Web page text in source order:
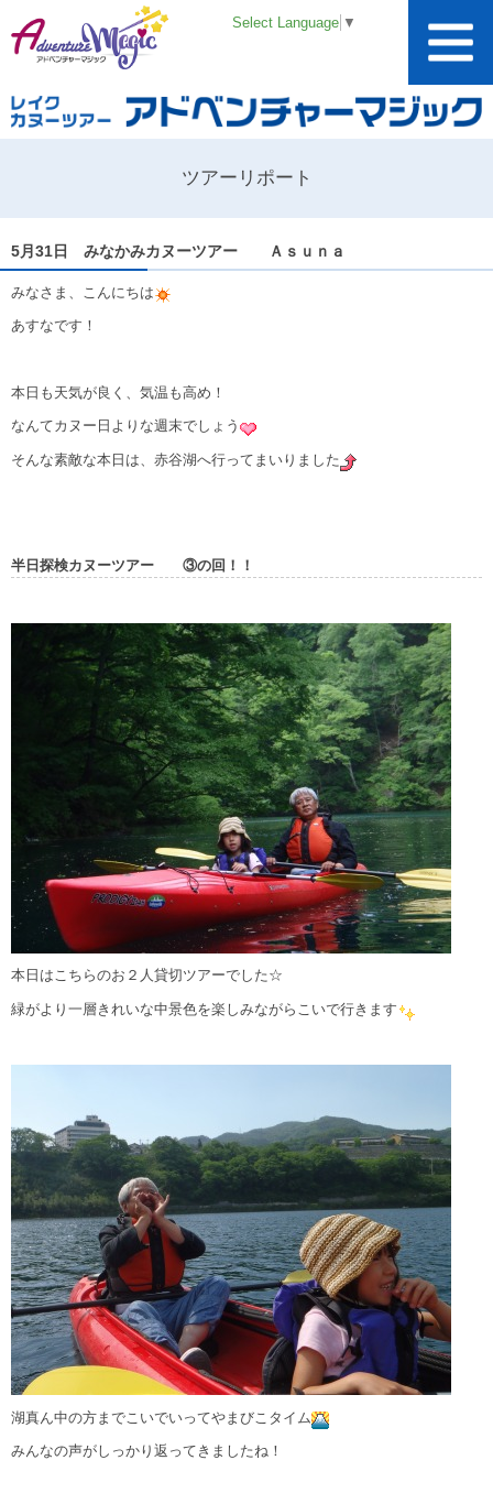
Select Language ▼
ツアーリポート
5月31日 みなかみカヌーツアー Ａｓｕｎａ
みなさま、こんにちは
あすなです！
本日も天気が良く、気温も高め！
なんてカヌー日よりな週末でしょう
そんな素敵な本日は、赤谷湖へ行ってまいりました
半日探検カヌーツアー ③の回！！
本日はこちらのお２人貸切ツアーでした☆
緑がより一層きれいな中景色を楽しみながらこいで行きます
湖真ん中の方までこいでいってやまびこタイム
みんなの声がしっかり返ってきましたね！